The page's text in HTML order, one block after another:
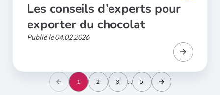
Les conseils d’experts pour
exporter du chocolat
Publié le 04.02.2026
1 2 3 ... 5